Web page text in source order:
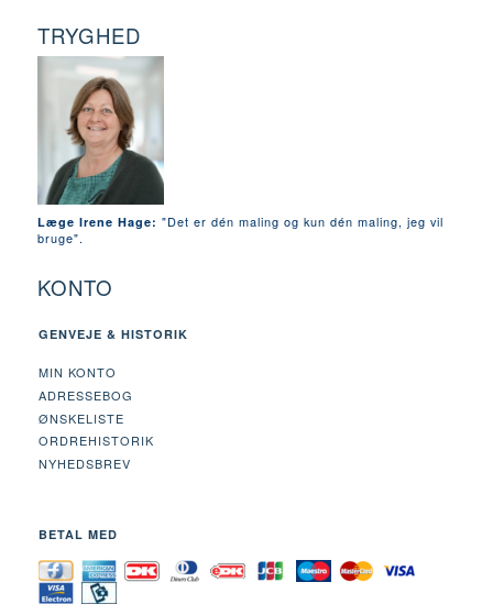
TRYGHED
Læge Irene Hage: "Det er dén maling og kun dén maling, jeg vil
bruge".
KONTO
GENVEJE & HISTORIK
MIN KONTO
ADRESSEBOG
ØNSKELISTE
ORDREHISTORIK
NYHEDSBREV
BETAL MED